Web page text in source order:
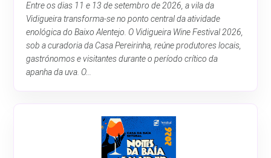
Entre os dias 11 e 13 de setembro de 2026, a vila da
Vidigueira transforma-se no ponto central da atividade
enológica do Baixo Alentejo. O Vidigueira Wine Festival 2026,
sob a curadoria da Casa Pereirinha, reúne produtores locais,
gastrónomos e visitantes durante o período crítico da
apanha da uva. O...